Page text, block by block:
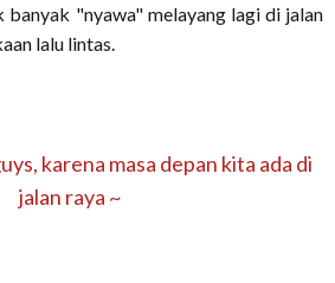
banyak "nyawa" melayang lagi di jalan
lalu lintas.
karena masa depan kita ada di
jalan raya ~